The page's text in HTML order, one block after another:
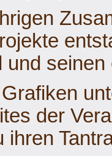
und
der
ihren